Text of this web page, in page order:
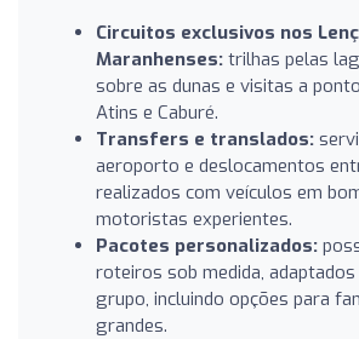
Circuitos exclusivos nos
Maranhenses: trilhas pelas
sobre as dunas e visitas a
Atins e Caburé.
Transfers e translados:
aeroporto e deslocamentos
realizados com veículos em
motoristas experientes.
Pacotes personalizados:
roteiros sob medida,
grupo, incluindo opções para
grandes.